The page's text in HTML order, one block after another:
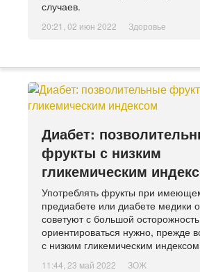
случаев.
20:21, 02 июн 2022 Здоровье
Диабет:
фрукты с низким
гликемическим
Употреблять фрукты при
предиабете или диабете медики
советуют с большой
ориентироваться нужно, прежде
с низким гликемическим
11:44, 23 май 2022 ЗОЖ